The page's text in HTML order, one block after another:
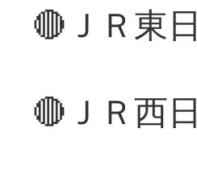
🔴ＪＲ東
🔴ＪＲ西